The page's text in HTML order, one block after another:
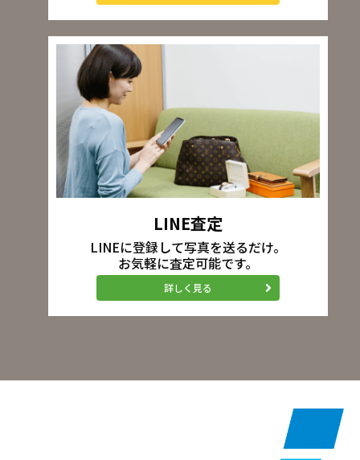
LINE査定
LINEに登録して写真を送るだけ。
お気軽に査定可能です。
詳しく見る